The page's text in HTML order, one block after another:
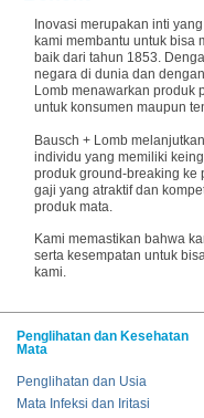
Inovasi merupakan inti
kami membantu untuk bisa
baik dari tahun 1853.
negara di dunia dan
Lomb menawarkan produk
untuk konsumen maupun
Bausch + Lomb
individu yang memiliki
produk ground-breaking ke
gaji yang atraktif dan
produk mata.
Kami memastikan bahwa
serta kesempatan untuk
kami.
Penglihatan dan Kesehatan
Mata
Penglihatan dan Usia
Mata Infeksi dan Iritasi